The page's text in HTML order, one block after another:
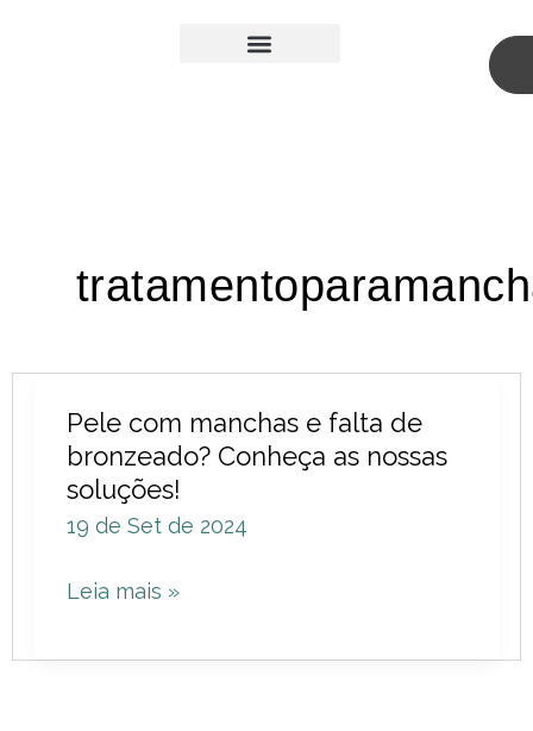
Pele com manchas e falta de
bronzeado? Conheça as nossas
soluções!
19 de Set de 2024
com
manchas
e
falta
bronzeado?
Leia mais »